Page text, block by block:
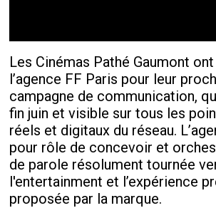
Les Cinémas Pathé Gaumont
l’agence FF Paris pour leur
campagne de communication,
fin juin et visible sur tous les
réels et digitaux du réseau.
pour rôle de concevoir et
de parole résolument tournée
l'entertainment et l’expérience
proposée par la marque.